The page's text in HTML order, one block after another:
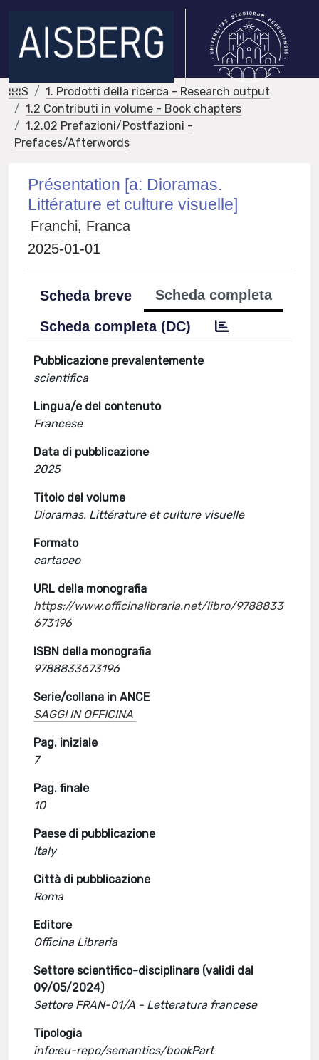
IRIS
1. Prodotti della ricerca - Research output
1.2 Contributi in volume - Book chapters
1.2.02 Prefazioni/Postfazioni -
Prefaces/Afterwords
Présentation [a: Dioramas.
Littérature et culture visuelle]
Franchi, Franca
2025-01-01
Scheda breve
Scheda completa
Scheda completa (DC)
Pubblicazione prevalentemente
scientifica
Lingua/e del contenuto
Francese
Data di pubblicazione
2025
Titolo del volume
Dioramas. Littérature et culture visuelle
Formato
cartaceo
URL della monografia
https://www.officinalibraria.net/libro/9788833
673196
ISBN della monografia
9788833673196
Serie/collana in ANCE
SAGGI IN OFFICINA
Pag. iniziale
7
Pag. finale
10
Paese di pubblicazione
Italy
Città di pubblicazione
Roma
Editore
Officina Libraria
Settore scientifico-disciplinare (validi dal
09/05/2024)
Settore FRAN-01/A - Letteratura francese
Tipologia
info:eu-repo/semantics/bookPart